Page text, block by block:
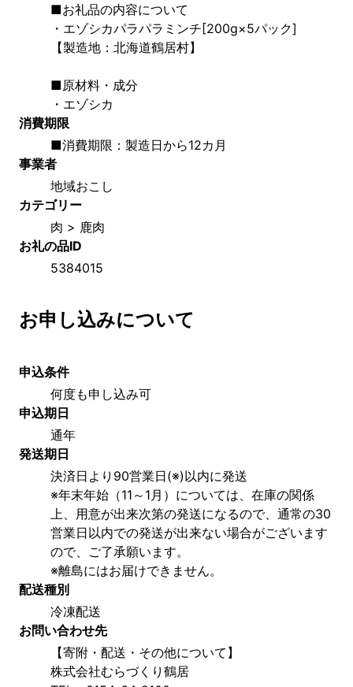
■お礼品の内容について
・エゾシカパラパラミンチ[200g×5パック]
【製造地：北海道鶴居村】
■原材料・成分
・エゾシカ
消費期限
■消費期限：製造日から12カ月
事業者
地域おこし
カテゴリー
肉 > 鹿肉
お礼の品ID
5384015
お申し込みについて
申込条件
何度も申し込み可
申込期日
通年
発送期日
決済日より90営業日(※)以内に発送
※年末年始（11～1月）については、在庫の関係
上、用意が出来次第の発送になるので、通常の30
営業日以内での発送が出来ない場合がございます
ので、ご了承願います。
※離島にはお届けできません。
配送種別
冷凍配送
お問い合わせ先
【寄附・配送・その他について】
株式会社むらづくり鶴居